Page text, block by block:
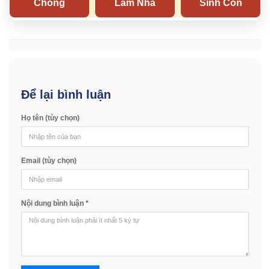
Để lại bình luận
Họ tên (tùy chọn)
Email (tùy chọn)
Nội dung bình luận *